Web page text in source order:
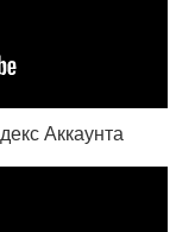
Аккаунта